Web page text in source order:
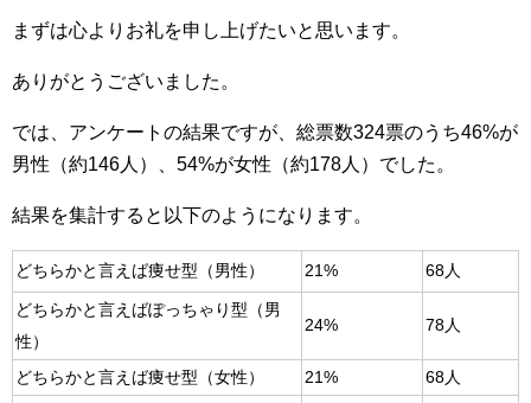
まずは心よりお礼を申し上げたいと思います。
ありがとうございました。
では、アンケートの結果ですが、総票数324票のうち46%が
男性（約146人）、54%が女性（約178人）でした。
結果を集計すると以下のようになります。
どちらかと言えば痩せ型（男性） 21% 68人
どちらかと言えばぽっちゃり型（男
性）
24% 78人
どちらかと言えば痩せ型（女性） 21%
68人